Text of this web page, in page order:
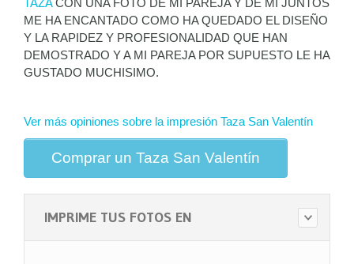
ME HA ENCANTADO COMO HA QUEDADO EL DISEÑO
Y LA RAPIDEZ Y PROFESIONALIDAD QUE HAN
DEMOSTRADO Y A MI PAREJA POR SUPUESTO LE HA
GUSTADO MUCHISIMO.
Ver más opiniones sobre la impresión Taza San Valentín
Comprar un Taza San Valentín
IMPRIME TUS FOTOS EN